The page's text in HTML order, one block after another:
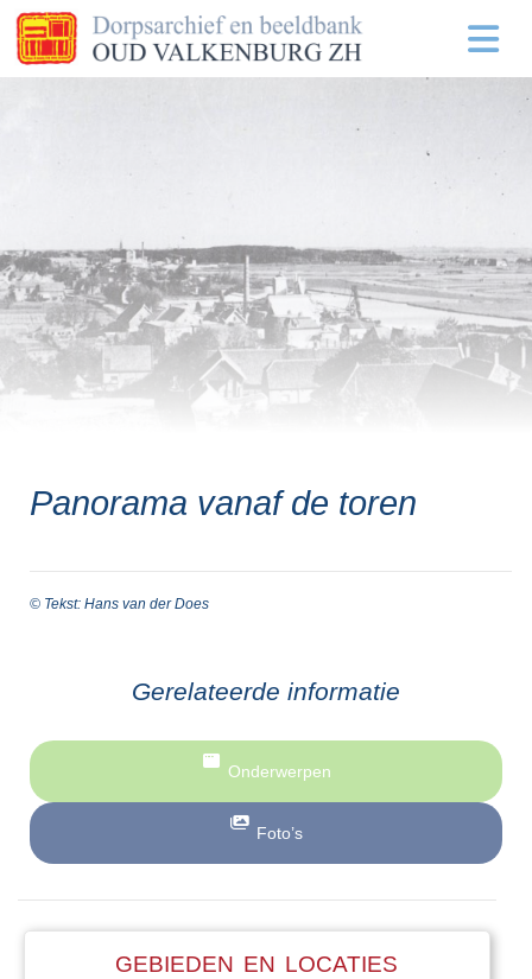
Panorama vanaf de toren
© Tekst: Hans van der Does
Gerelateerde informatie
Onderwerpen
Foto’s
GEBIEDEN EN LOCATIES